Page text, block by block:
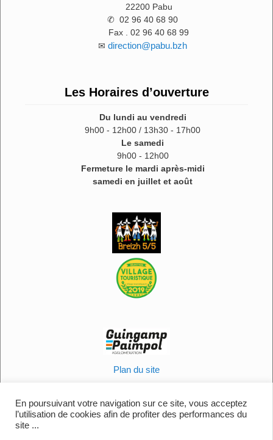
22200 Pabu
✆ 02 96 40 68 90
Fax . 02 96 40 68 99
✉ direction@pabu.bzh
Les Horaires d’ouverture
Du lundi au vendredi
9h00 - 12h00 / 13h30 - 17h00
Le samedi
9h00 - 12h00
Fermeture le mardi après-midi
samedi en juillet et août
Plan du site
Politique en matière de cookies
Contactez-nous
En poursuivant votre navigation sur ce site, vous acceptez
l’utilisation de cookies afin de profiter des performances du
site ...